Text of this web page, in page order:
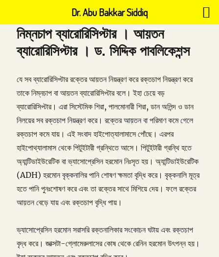
নিম্নচাপ ব্যারোরিসিপ্টার । আয়তন
ব্যারোরিসিপ্টার । ড. সিদ্দিক পাবলিকেশন্স
যে সব ব্যারোরিসিপ্টার রক্তের আয়তন নিয়ন্ত্রণ করে রক্তচাপ নিয়ন্ত্রণ করে
তাকে নিম্নচাপ বা আয়তন ব্যারোরিসিপ্টার বলে। ইহা চেয়ে বড়
ব্যারোরিসিপ্টার। এরা সিস্টেমিক শিরা, পালমোনারী শিরা, ডান অলিন্দ ও ডান
নিলয়ের সব রক্তচাপ নিয়ন্ত্রণ করে। রক্তের আয়তন বা পরিমাণ কমে গেলে
রক্তচাপ কমে যায়। এই সংবাদ হাইপোত্যালামাসে পোঁছে। এরপর
হাইপোথ্যালামাস থেকে পিটুইটারী গ্রন্থিতে আসে। পিটুইটারী গ্রন্থি হতে
অ্যান্টিডাইউরেটিক বা ভ্যাসোপ্রেসিন হরমোন নিঃসৃত হয়। অ্যান্টিডাইউরেটিক
(ADH) হরমোন বৃক্কনালির পানি শোষণ ক্ষমতা বৃদ্ধি করে। বৃক্কনালি মূত্র
হতে পানি পুনঃশোষণ করে এবং তা রক্তের সাথে মিশিয়ে দেয়। ফলে রক্তের
আয়তন বেড়ে যায় এবং রক্তচাপ বৃদ্ধি পায়।
ভ্যাসোপ্রেসিন হরমোন সরাসরি রক্তনালিকার সংকোচন ঘটায় এবং রক্তচাপ
বৃদ্ধ করে। জাক্সটা-গ্লোমেরুলাসের কোষ থেকে রেনিন হরমোন উৎপন্ন হয়।
Dr. Abu Bakkar Siddiq